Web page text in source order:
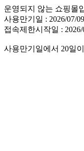
운영되지 않는 쇼핑몰
사용만기일 : 2026/07/09
접속제한시작일 : 2026/
사용만기일에서 20일